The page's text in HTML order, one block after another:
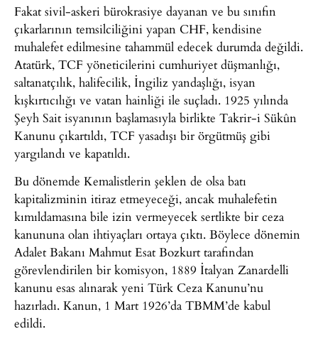
Fakat sivil-askeri bürokrasiye dayanan ve bu sınıfın
çıkarlarının temsilciliğini yapan CHF, kendisine
muhalefet edilmesine tahammül edecek durumda değildi.
Atatürk, TCF yöneticilerini cumhuriyet düşmanlığı,
saltanatçılık, halifecilik, İngiliz yandaşlığı, isyan
kışkırtıcılığı ve vatan hainliği ile suçladı. 1925 yılında
Şeyh Sait isyanının başlamasıyla birlikte Takrir-i Sükûn
Kanunu çıkartıldı, TCF yasadışı bir örgütmüş gibi
yargılandı ve kapatıldı.
Bu dönemde Kemalistlerin şeklen de olsa batı
kapitalizminin itiraz etmeyeceği, ancak muhalefetin
kımıldamasına bile izin vermeyecek sertlikte bir ceza
kanununa olan ihtiyaçları ortaya çıktı. Böylece dönemin
Adalet Bakanı Mahmut Esat Bozkurt tarafından
görevlendirilen bir komisyon, 1889 İtalyan Zanardelli
kanunu esas alınarak yeni Türk Ceza Kanunu’nu
hazırladı. Kanun, 1 Mart 1926’da TBMM’de kabul
edildi.